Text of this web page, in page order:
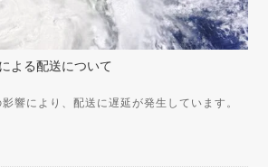
よる配送について
響により、配送に遅延が発生しています。